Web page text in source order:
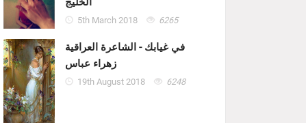
5th March 2018 6265
في غيابك - الشاعرة العراقية
زهراء عباس
19th August 2018 6248